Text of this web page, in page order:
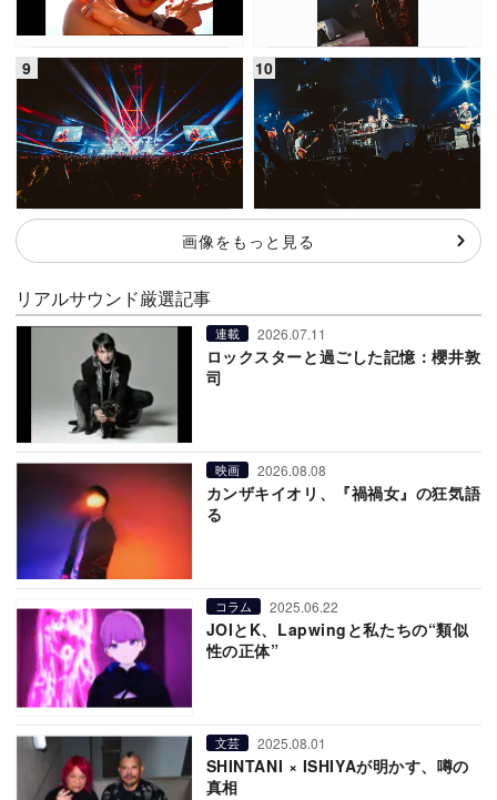
画像をもっと見る
リアルサウンド厳選記事
連載 2026.07.11
ロックスターと過ごした記憶：櫻井敦
司
映画 2026.08.08
カンザキイオリ、『禍禍女』の狂気語
る
コラム 2025.06.22
JOIとK、Lapwingと私たちの“類似
性の正体”
文芸 2025.08.01
SHINTANI × ISHIYAが明かす、噂の
真相